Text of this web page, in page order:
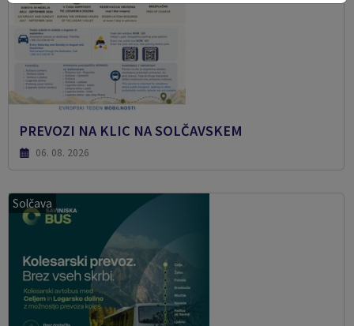
PREVOZI NA KLIC NA SOLČAVSKEM
06. 08. 2026
Solčava